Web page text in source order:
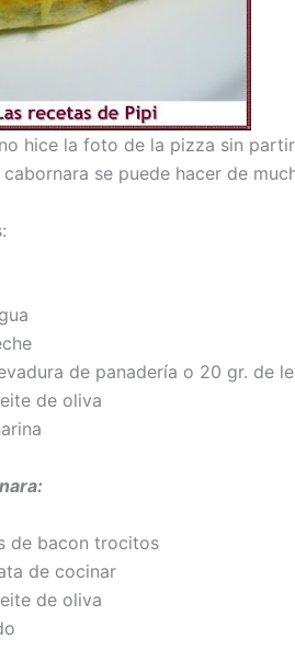
hice la foto de la pizza sin
se puede hacer de
de panadería o 20 gr. de
de oliva
de bacon trocitos
de cocinar
de oliva